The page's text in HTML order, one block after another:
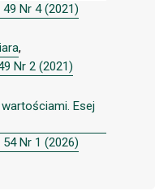
Nr 4 (2021)
,
Nr 2 (2021)
Esej
Nr 1 (2026)